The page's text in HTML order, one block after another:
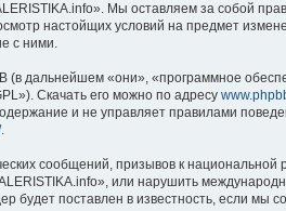
Мы оставляем за собой
настойщих условий на предмет
с ними.
дальнейшем «они», «программное
Скачать его можно по адресу
и не управляет правилами
.
сообщений, призывов к национальной
или нарушить
поставлен в известность, если мы